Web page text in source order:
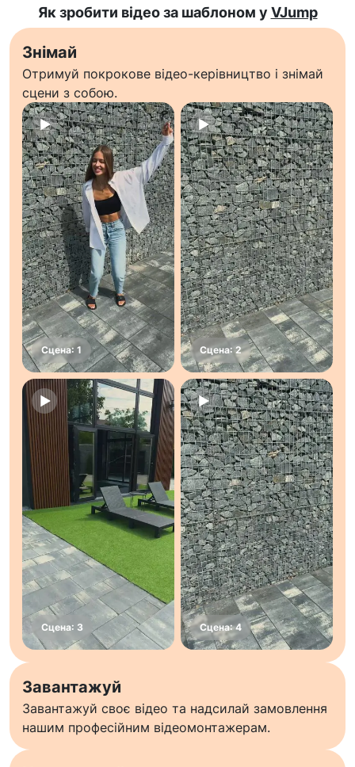
Як зробити відео за шаблоном у VJump
Знімай
Отримуй покрокове відео-керівництво і знімай
сцени з собою.
Завантажуй
Завантажуй своє відео та надсилай замовлення
нашим професійним відеомонтажерам.